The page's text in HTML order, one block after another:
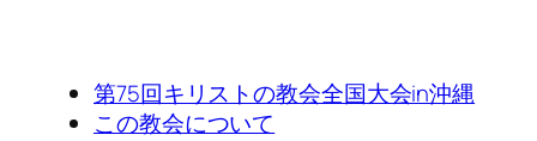
第75回キリストの教会全国大会in沖縄
この教会について